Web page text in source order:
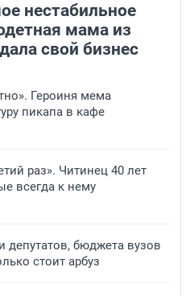
нестабильное
мама из
свой бизнес
Героиня мема
пикапа в кафе
раз». Читинец 40 лет
всегда к нему
депутатов, бюджета вузов
стоит арбуз